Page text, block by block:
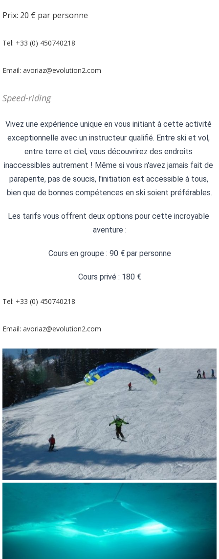
Prix: 20 € par personne
Tel: +33 (0) 450740218
Email: avoriaz@evolution2.com
Speed-riding
Vivez une expérience unique en vous initiant à cette activité
exceptionnelle avec un instructeur qualifié. Entre ski et vol,
entre terre et ciel, vous découvrirez des endroits
inaccessibles autrement ! Même si vous n'avez jamais fait de
parapente, pas de soucis, l'initiation est accessible à tous,
bien que de bonnes compétences en ski soient préférables.
Les tarifs vous offrent deux options pour cette incroyable
aventure :
Cours en groupe : 90 € par personne
Cours privé : 180 €
Tel: +33 (0) 450740218
Email: avoriaz@evolution2.com